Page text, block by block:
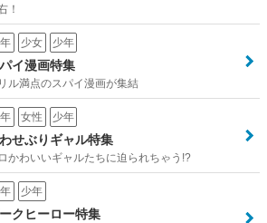
！
少女 少年
イ漫画特集
ル満点のスパイ漫画が集結
女性 少年
せぶりギャル特集
かわいいギャルたちに迫られちゃう!?
少年
クヒーロー特集